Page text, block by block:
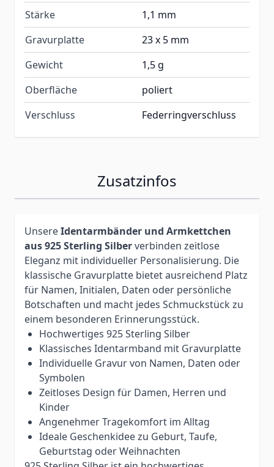
Stärke
1,1 mm
Gravurplatte
23 x 5 mm
Gewicht
1,5 g
Oberfläche
poliert
Verschluss
Federringverschluss
Zusatzinfos
UnsereIdentarmbänder und Armkettchen
aus 925 Sterling Silberverbinden zeitlose
Eleganz mit individueller Personalisierung. Die
klassische Gravurplatte bietet ausreichend Platz
für Namen, Initialen, Daten oder persönliche
Botschaften und macht jedes Schmuckstück zu
einem besonderen Erinnerungsstück.
Hochwertiges 925 Sterling Silber
Klassisches Identarmband mit Gravurplatte
Individuelle Gravur von Namen, Daten oder
Symbolen
Zeitloses Design für Damen, Herren und
Kinder
Angenehmer Tragekomfort im Alltag
Ideale Geschenkidee zu Geburt, Taufe,
Geburtstag oder Weihnachten